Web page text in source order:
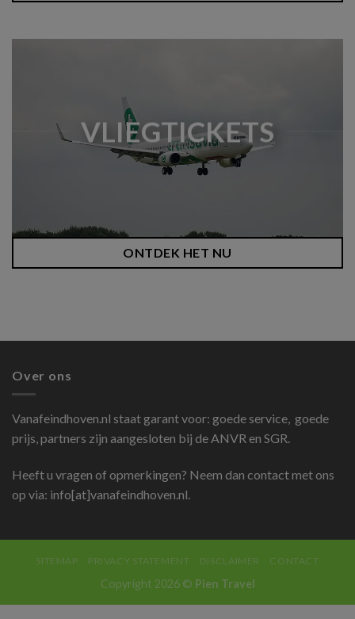
VLIEGTICKETS
ONTDEK HET NU
Over ons
Vanafeindhoven.nl staat garant voor: goede service, goede
prijs, partners zijn aangesloten bij de ANVR en SGR.
Heeft u vragen of opmerkingen? Neem dan contact met ons
op via: info[at]vanafeindhoven.nl.
SITEMAP PRIVACY STATEMENT DISCLAIMER CONTACT
Copyright 2026 © Pien Travel